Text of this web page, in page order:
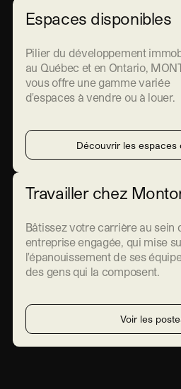
Espaces disponibles
Pilier du développement
au Québec et en Ontario,
vous offre une gamme variée
d'espaces à vendre ou à louer.
Découvrir les espaces
Travailler chez
Bâtissez votre carrière au sein
entreprise engagée, qui mise
l'épanouissement de ses
des gens qui la composent.
Voir les